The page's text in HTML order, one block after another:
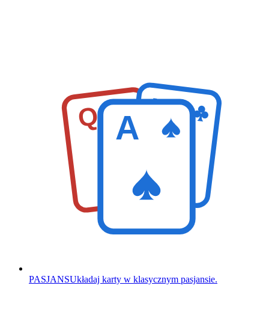
Q K
A
PASJANSUkładaj karty w klasycznym pasjansie.